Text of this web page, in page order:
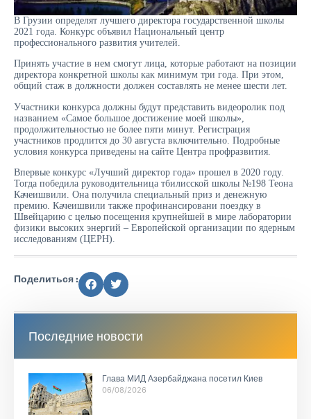
В Грузии определят лучшего директора государственной школы
2021 года. Конкурс объявил Национальный центр
профессионального развития учителей.
Принять участие в нем смогут лица, которые работают на позиции
директора конкретной школы как минимум три года. При этом,
общий стаж в должности должен составлять не менее шести лет.
Участники конкурса должны будут представить видеоролик под
названием «Самое большое достижение моей школы»,
продолжительностью не более пяти минут. Регистрация
участников продлится до 30 августа включительно. Подробные
условия конкурса приведены на сайте Центра профразвития.
Впервые конкурс «Лучший директор года» прошел в 2020 году.
Тогда победила руководительница тбилисской школы №198 Теона
Качеишвили. Она получила специальный приз и денежную
премию. Качеишвили также профинансировани поездку в
Швейцарию с целью посещения крупнейшей в мире лаборатории
физики высоких энергий – Европейской организации по ядерным
исследованиям (ЦЕРН).
Поделиться :
Последние новости
Глава МИД Азербайджана посетил Киев
06/08/2026